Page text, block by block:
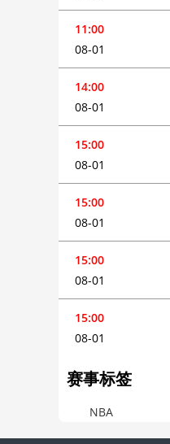
11:00
08-01
14:00
08-01
15:00
08-01
15:00
08-01
15:00
08-01
15:00
08-01
赛事标签
NBA